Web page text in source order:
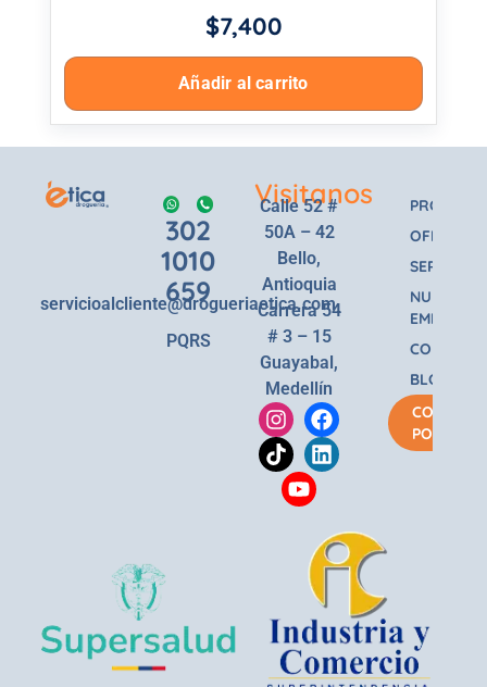
$7,400
Añadir al carrito
302
1010
659
servicioalcliente@drogueriaetica.com
PQRS
Visitanos
Calle 52 #
50A – 42
Bello,
Antioquia
Carrera 54
# 3 – 15
Guayabal,
Medellín
OFERTAS
SERVICIOS
NUESTRA
EMPRESA
BLOG
COMPRA
POR